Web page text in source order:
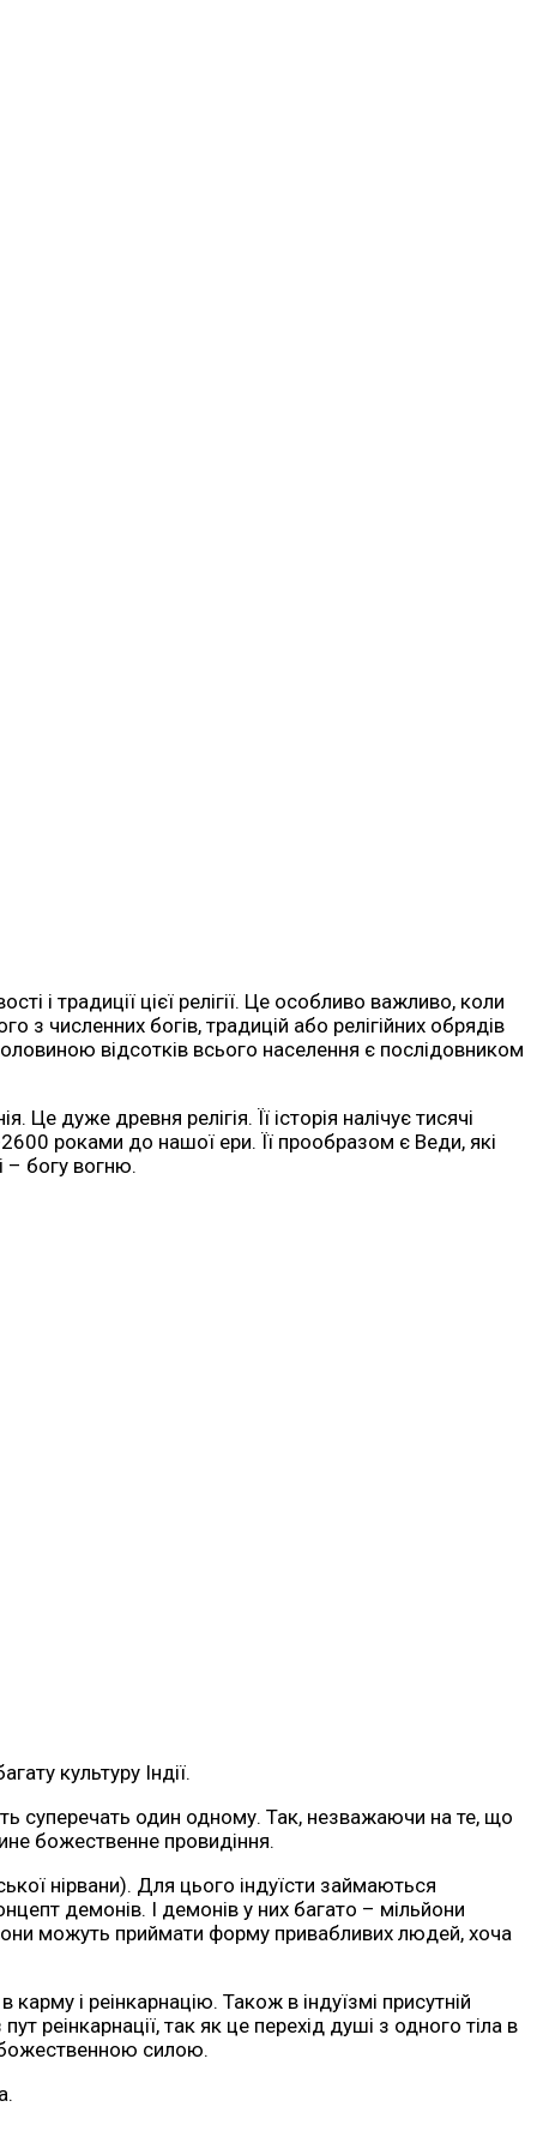
і традиції цієї релігії. Це особливо важливо, коли
з численних богів, традицій або релігійних обрядів
відсотків всього населення є послідовником
дуже древня релігія. Її історія налічує тисячі
2600 роками до нашої ери. Її прообразом є Веди, які
– богу вогню.
культуру Індії.
суперечать один одному. Так, незважаючи на те, що
божественне провидіння.
нірвани). Для цього індуїсти займаються
демонів. І демонів у них багато – мільйони
можуть приймати форму привабливих людей, хоча
і реінкарнацію. Також в індуїзмі присутній
реінкарнації, так як це перехід душі з одного тіла в
божественною силою.